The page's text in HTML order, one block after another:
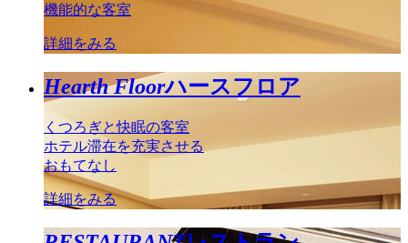
機能的な客室
詳細をみる
Hearth Floorハースフロア
くつろぎと快眠の客室
ホテル滞在を充実させる
おもてなし
詳細をみる